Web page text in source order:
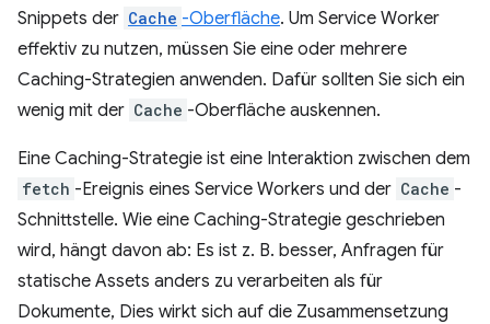
Snippets der Cache -Oberfläche. Um Service Worker
effektiv zu nutzen, müssen Sie eine oder mehrere
Caching-Strategien anwenden. Dafür sollten Sie sich ein
wenig mit der Cache -Oberfläche auskennen.
Eine Caching-Strategie ist eine Interaktion zwischen dem
fetch -Ereignis eines Service Workers und der Cache -
Schnittstelle. Wie eine Caching-Strategie geschrieben
wird, hängt davon ab: Es ist z. B. besser, Anfragen für
statische Assets anders zu verarbeiten als für
Dokumente, Dies wirkt sich auf die Zusammensetzung